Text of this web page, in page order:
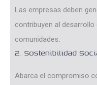
Las empresas deben
contribuyen al
comunidades.
2. Sostenibilidad
Abarca el compromiso